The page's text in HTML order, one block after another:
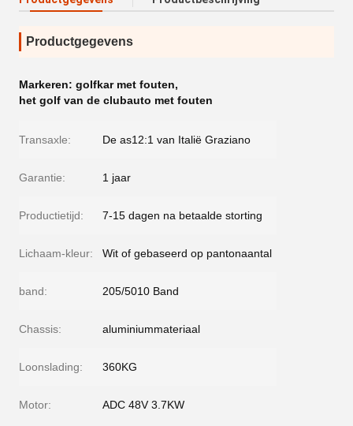
Productgegevens
Markeren: golfkar met fouten,
het golf van de clubauto met fouten
Transaxle: De as12:1 van Italië Graziano
Garantie: 1 jaar
Productietijd: 7-15 dagen na betaalde storting
Lichaam-kleur: Wit of gebaseerd op pantonaantal
band: 205/5010 Band
Chassis: aluminiummateriaal
Loonslading: 360KG
Motor: ADC 48V 3.7KW